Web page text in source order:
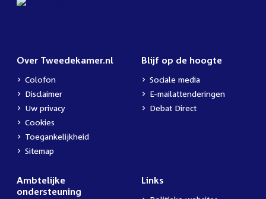
Over Tweedekamer.nl
Colofon
Disclaimer
Uw privacy
Cookies
Toegankelijkheid
Sitemap
Blijf op de hoogte
Sociale media
E-mailattenderingen
Debat Direct
Ambtelijke
ondersteuning
Links